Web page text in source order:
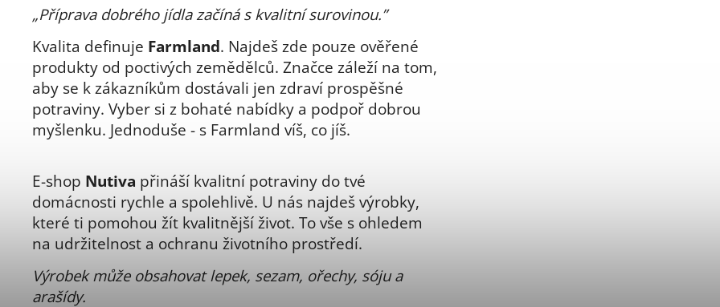
„Příprava dobrého jídla začíná s kvalitní surovinou.”
Kvalita definuje Farmland. Najdeš zde pouze ověřené
produkty od poctivých zemědělců. Značce záleží na tom,
aby se k zákazníkům dostávali jen zdraví prospěšné
potraviny. Vyber si z bohaté nabídky a podpoř dobrou
myšlenku. Jednoduše - s Farmland víš, co jíš.
E-shop Nutiva přináší kvalitní potraviny do tvé
domácnosti rychle a spolehlivě. U nás najdeš výrobky,
které ti pomohou žít kvalitnější život. To vše s ohledem
na udržitelnost a ochranu životního prostředí.
Výrobek může obsahovat lepek, sezam, ořechy, sóju a
arašídy.